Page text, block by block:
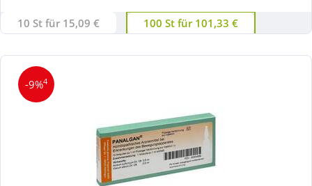
10 St für 15,09 € 100 St für 101,33 €
-9%4